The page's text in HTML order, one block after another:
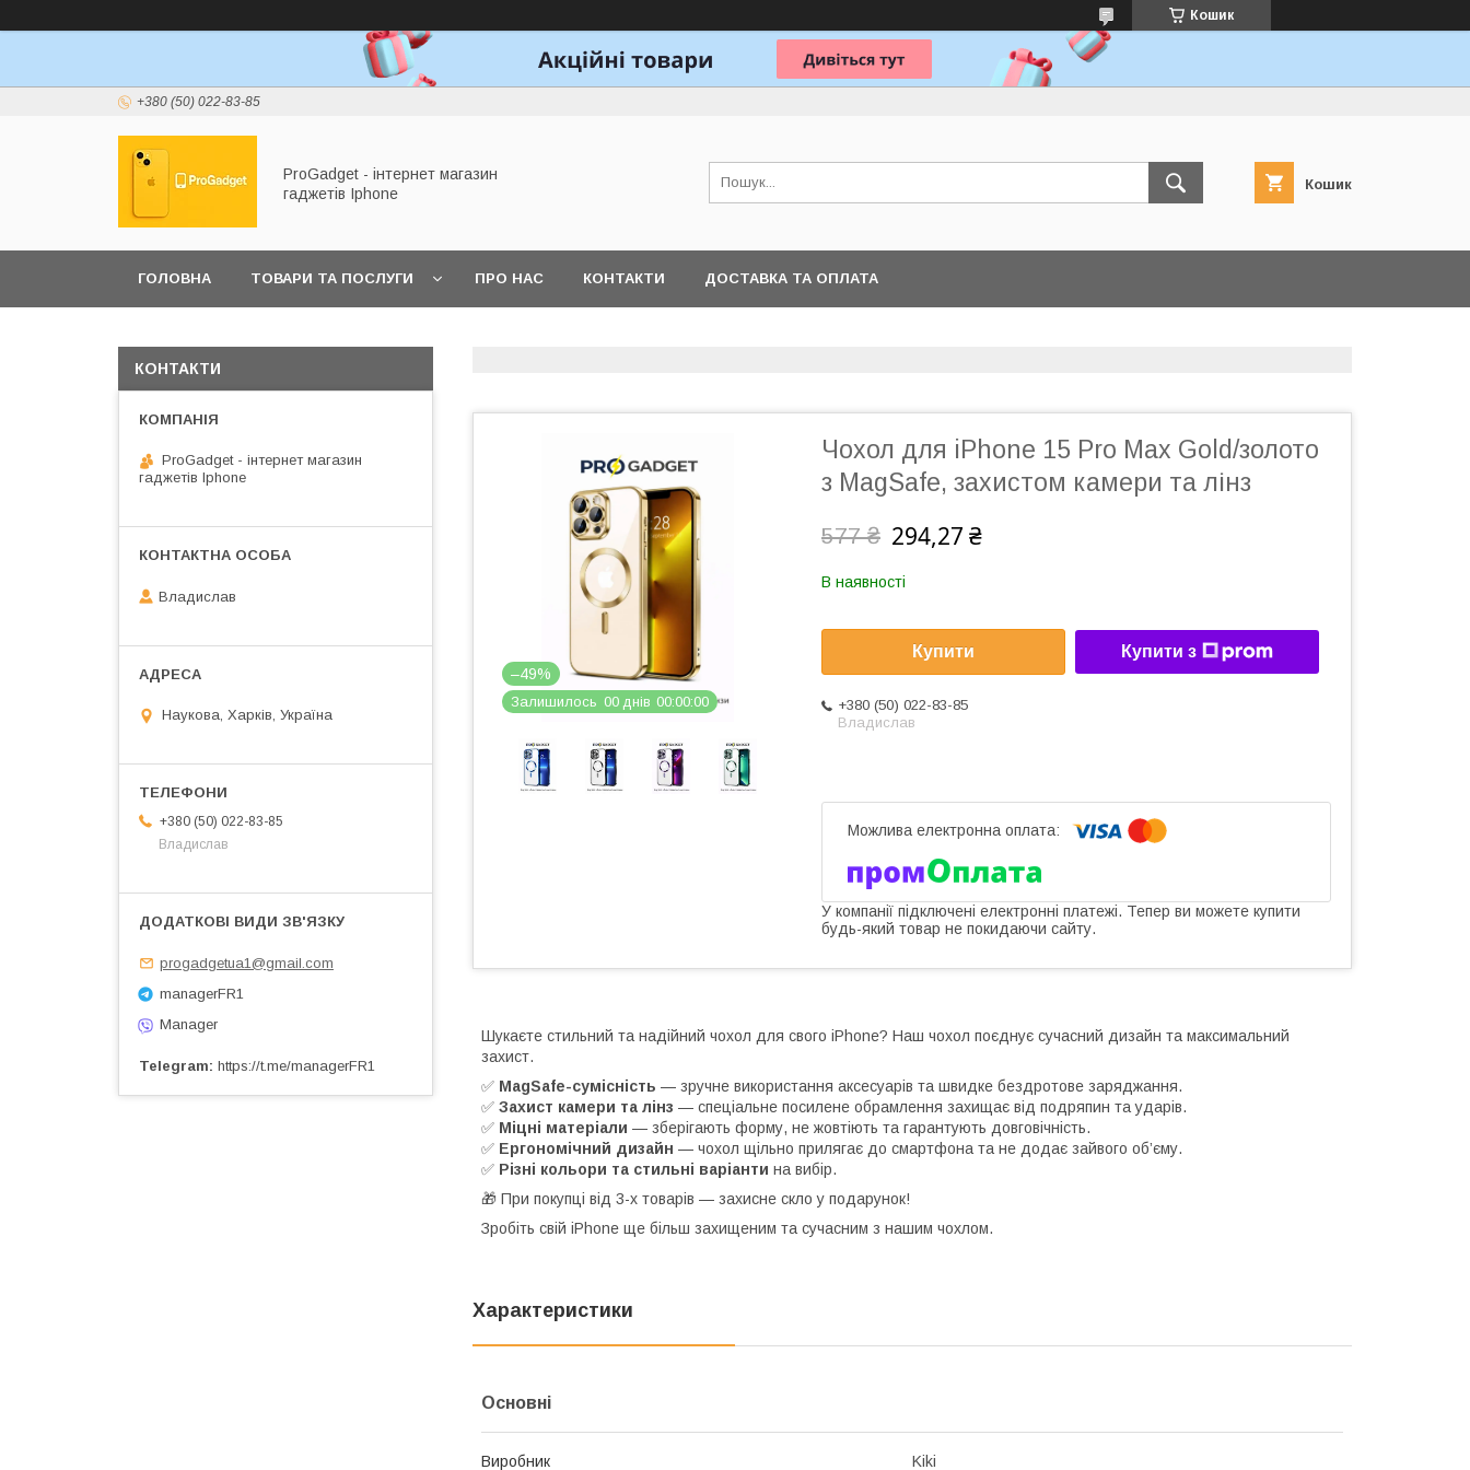
Кошик
+380 (50) 022-83-85
ProGadget - iнтернет магазин
гаджетів Iphone
Кошик
ГОЛОВНА ТОВАРИ ТА ПОСЛУГИ ПРО НАС КОНТАКТИ ДОСТАВКА ТА ОПЛАТА
–49%
Залишилось 00 днів 00 00 00
Чохол для iPhone 15 Pro Max Gold/золото
з MagSafe, захистом камери та лінз
577 ₴ 294,27 ₴
В наявності
Купити Купити з
+380 (50) 022-83-85
Владислав
У компанії підключені електронні платежі. Тепер ви можете купити
будь-який товар не покидаючи сайту.
Шукаєте стильний та надійний чохол для свого iPhone? Наш чохол поєднує сучасний дизайн та максимальний
захист.
✅ MagSafe-сумісність — зручне використання аксесуарів та швидке бездротове заряджання.
✅ Захист камери та лінз — спеціальне посилене обрамлення захищає від подряпин та ударів.
✅ Міцні матеріали — зберігають форму, не жовтіють та гарантують довговічність.
✅ Ергономічний дизайн — чохол щільно прилягає до смартфона та не додає зайвого об’єму.
✅ Різні кольори та стильні варіанти на вибір.
🎁 При покупці від 3-х товарів — захисне скло у подарунок!
Зробіть свій iPhone ще більш захищеним та сучасним з нашим чохлом.
Характеристики
Основні
Виробник Kiki
КОНТАКТИ
ProGadget - iнтернет магазин
гаджетів Iphone
Владислав
Наукова, Харків, Україна
+380 (50) 022-83-85
Владислав
progadgetua1@gmail.com
managerFR1
Manager
Telegram https://t.me/managerFR1